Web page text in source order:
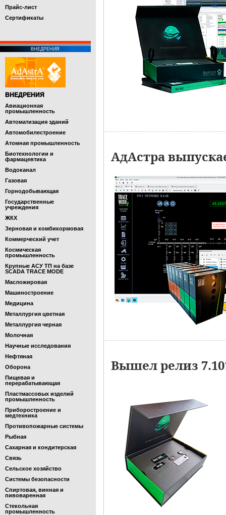
Прайс-лист
Cертификаты
ВНЕДРЕНИЯ
ВНЕДРЕНИЯ
Авиационная
промышленность
Автоматизация зданий
Автомобилестроение
Атомная промышленность
Биотехнологии и
фармацевтика
Водоканал
Газовая
Горнодобывающая
Государственные
учреждения
ЖКХ
Зерновая и комбикормовая
Коммерческий учет
Космическая
промышленность
Крупные АСУ ТП на базе
SCADA TRACE MODE
Масложировая
Машиностроение
Медицина
Металлургия цветная
Металлургия черная
Молочная
Научные исследования
Нефтяная
Оборона
Пищевая и
перерабатывающая
Пластмассовых изделий
промышленность
Приборостроение и
медтехника
Противопожарные системы
Рыбная
Сахарная и кондитерская
Связь
Сельское хозяйство
Системы безопасности
Спиртовая, винная и
пивоваренная
Стекольная
промышленность
АдАстра
Вышел релиз